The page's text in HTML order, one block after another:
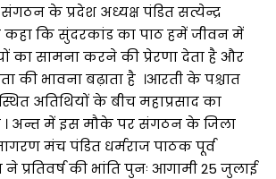
के प्रदेश अध्यक्ष पंडित सत्येन्द्र
कहा कि सुंदरकांड का पाठ हमें जीवन में
का सामना करने की प्रेरणा देता है और
भावना बढ़ाता है ।आरती के पश्चात
अतिथियों के बीच महाप्रसाद का
। अन्त में इस मौके पर संगठन के जिला
मंच पंडित धर्मराज पाठक पूर्व
प्रतिवर्ष की भांति पुनः आगामी 25 जुलाई